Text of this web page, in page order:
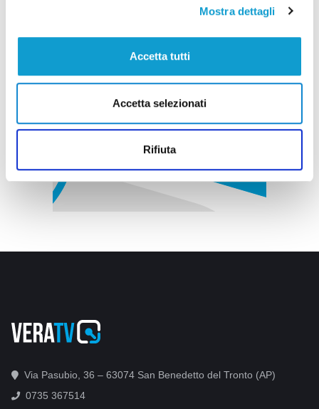
Mostra dettagli
Accetta tutti
Accetta selezionati
Rifiuta
Via Pasubio, 36 – 63074 San Benedetto del Tronto (AP)
0735 367514